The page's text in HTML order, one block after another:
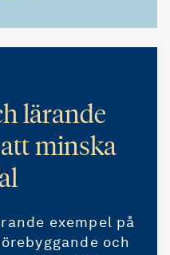
lärande
minska
exempel på
och